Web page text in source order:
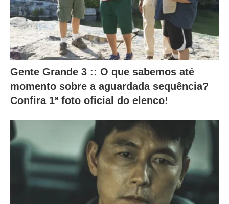
l
t
e
r
a
m
o
n
Gente Grande 3 :: O que sabemos até
momento sobre a aguardada sequência?
Confira 1ª foto oficial do elenco!